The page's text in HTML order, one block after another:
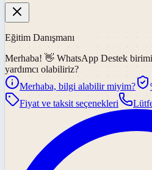
Eğitim Danışmanı
Merhaba! 👋 WhatsApp Destek
yardımcı olabiliriz?
Merhaba, bilgi alabilir miyim?
Fiyat ve taksit seçenekleri